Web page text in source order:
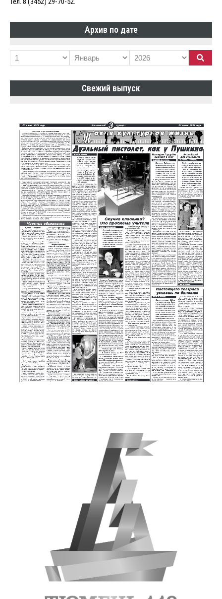
Архив по дате
Свежий выпуск